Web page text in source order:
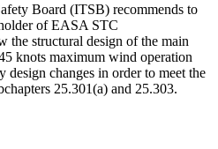
Board (ITSB) recommends to
of EASA STC
structural design of the main
knots maximum wind operation
design changes in order to meet the
25.301(a) and 25.303.